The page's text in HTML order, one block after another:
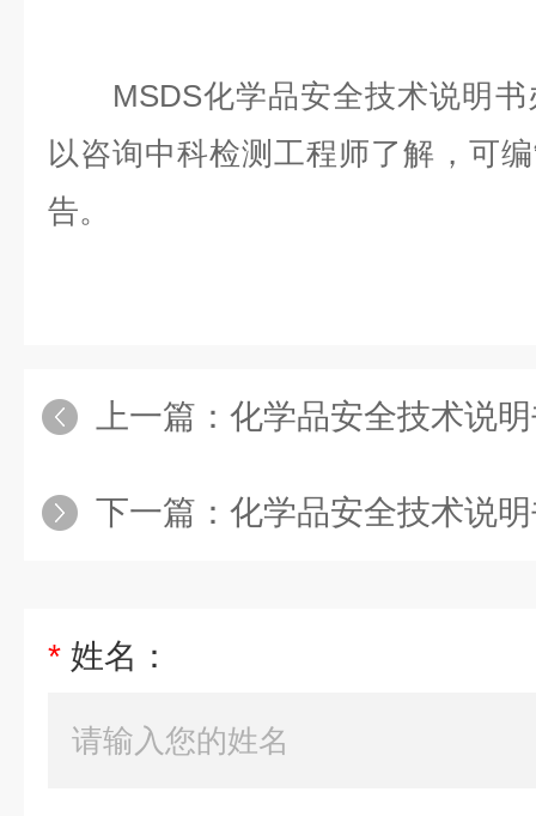
MSDS化学品安全技术说明书
以咨询中科检测工程师了解，可
告。
上一篇： 化学品安全技术说
下一篇： 化学品安全技术说明
* 姓名：